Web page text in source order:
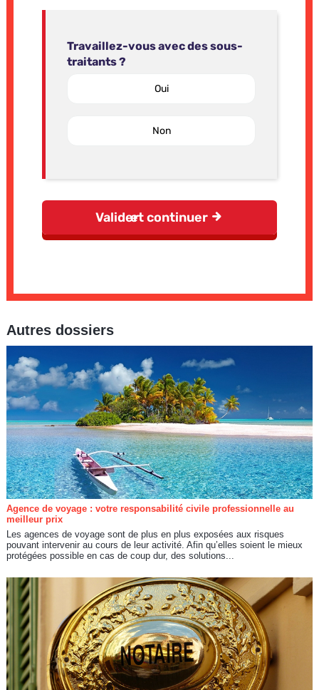
Autres dossiers
Agence de voyage : votre responsabilité civile professionnelle au
meilleur prix
Les agences de voyage sont de plus en plus exposées aux risques
pouvant intervenir au cours de leur activité. Afin qu’elles soient le mieux
protégées possible en cas de coup dur, des solutions...